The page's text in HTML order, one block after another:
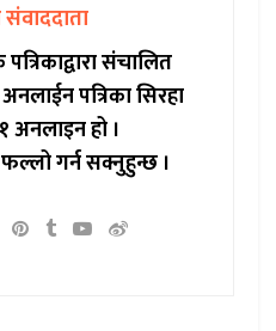
संचालित
पत्रिका सिरहा
अनलाइन हो ।
गर्न सक्नुहुन्छ ।